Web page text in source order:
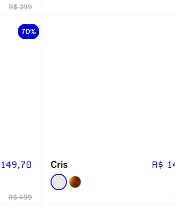
R$ 399
70%
R$ 499
Cris R$